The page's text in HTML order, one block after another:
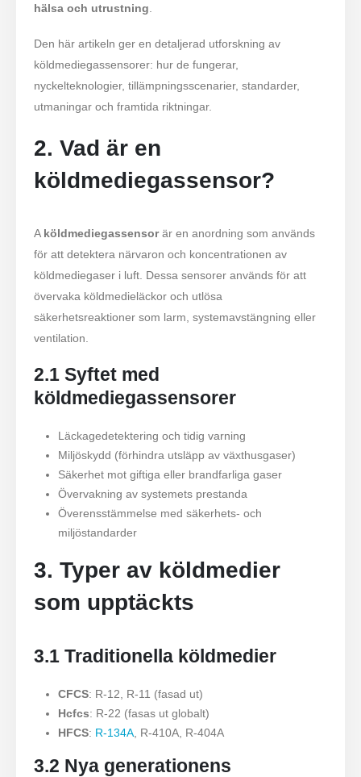
hälsa och utrustning
Den här artikeln ger en detaljerad utforskning av
köldmediegassensorer: hur de fungerar,
nyckelteknologier, tillämpningsscenarier, standarder,
utmaningar och framtida riktningar.
2. Vad är en
köldmediegassensor?
A köldmediegassensorär en anordning som används
för att detektera närvaron och koncentrationen av
köldmediegaser i luft. Dessa sensorer används för att
övervaka köldmedieläckor och utlösa
säkerhetsreaktioner som larm, systemavstängning eller
ventilation.
2.1 Syftet med
köldmediegassensorer
Läckagedetektering och tidig varning
Miljöskydd (förhindra utsläpp av växthusgaser)
Säkerhet mot giftiga eller brandfarliga gaser
Övervakning av systemets prestanda
Överensstämmelse med säkerhets- och
miljöstandarder
3. Typer av köldmedier
som upptäckts
3.1 Traditionella köldmedier
CFCS: R-12, R-11 (fasad ut)
Hcfcs: R-22 (fasas ut globalt)
HFCS: R-134A, R-410A, R-404A
3.2 Nya generationens